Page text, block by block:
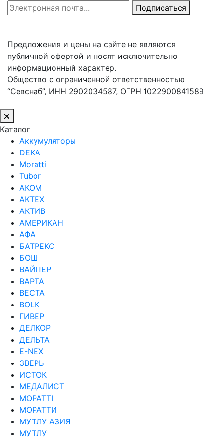
Email Address
Подписаться
Предложения и цены на сайте не являются
публичной офертой и носят исключительно
информационный характер.
Общество с ограниченной ответственностью
“Севснаб”, ИНН 2902034587, ОГРН 1022900841589
Каталог
Аккумуляторы
DEKA
Moratti
Tubor
АКОМ
АКТЕХ
АКТИВ
АМЕРИКАН
АФА
БАТРЕКС
БОШ
ВАЙПЕР
ВАРТА
ВЕСТА
ВОLK
ГИВЕР
ДЕЛКОР
ДЕЛЬТА
Е-NEX
ЗВЕРЬ
ИСТОК
МЕДАЛИСТ
МОРАТТI
МОРАТТИ
МУТЛУ АЗИЯ
МУТЛУ